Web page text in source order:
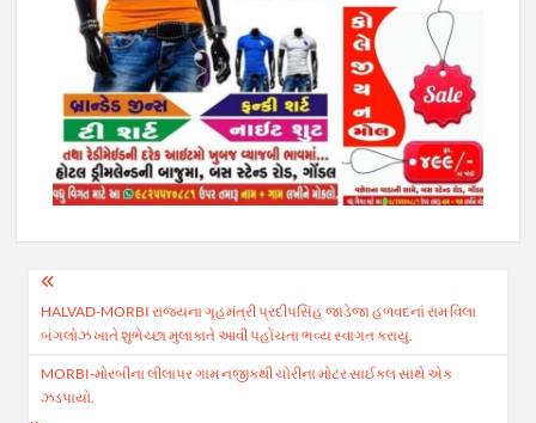
Post
navigation
HALVAD-MORBI રાજ્યના ગૃહમંત્રી પ્રદીપસિંહ જાડેજા હળવદનાં રામ વિલા
બંગલોઝ ખાતે શુભેચ્છા મુલાકાતે આવી પહોંચતા ભવ્ય સ્વાગત કરાયુ.
MORBI-મોરબીના લીલાપર ગામ નજીકથી ચોરીના મોટર સાઈકલ સાથે એક
ઝડપાયો.